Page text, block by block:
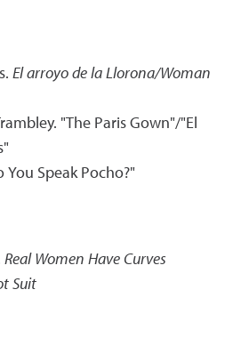
El arroyo de la Llorona/Woman
"The Paris Gown"/"El
You Speak Pocho?"
Real Women Have Curves
Suit